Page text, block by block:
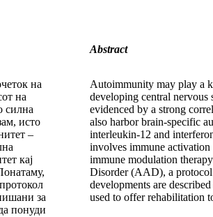
Abstract
на
на
силна
исто
–
кај
за
понуди
Autoimmunity may play a
developing central nervous
evidenced by a strong
also harbor brain-specific
interleukin-12 and
involves immune activation
immune modulation
Disorder (AAD), a protocol
developments are
used to offer rehabilitation